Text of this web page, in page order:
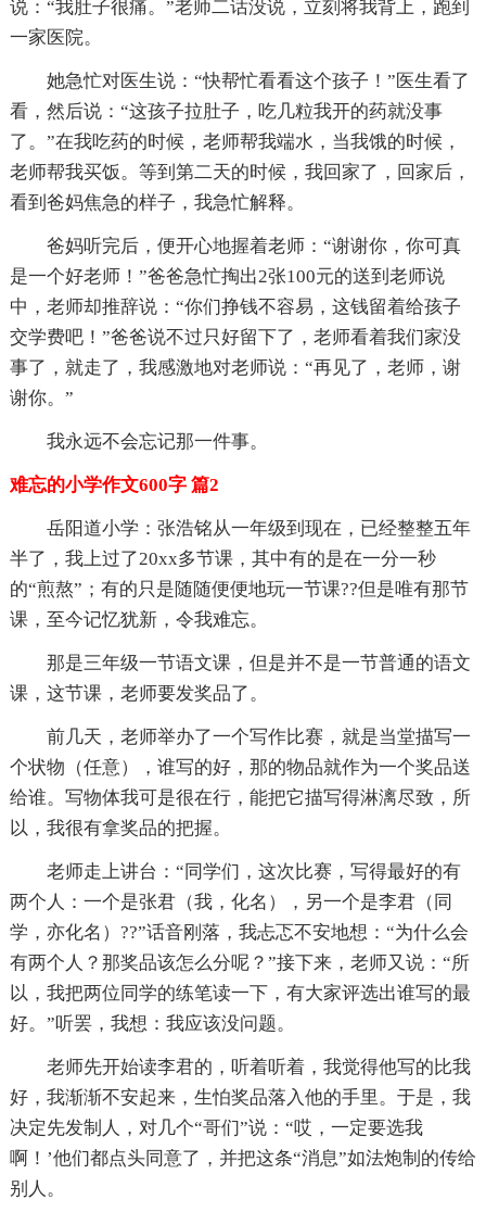
说：“我肚子很痛。”老师二话没说，立刻将我背上，跑到
一家医院。
她急忙对医生说：“快帮忙看看这个孩子！”医生看了
看，然后说：“这孩子拉肚子，吃几粒我开的药就没事
了。”在我吃药的时候，老师帮我端水，当我饿的时候，
老师帮我买饭。等到第二天的时候，我回家了，回家后，
看到爸妈焦急的样子，我急忙解释。
爸妈听完后，便开心地握着老师：“谢谢你，你可真
是一个好老师！”爸爸急忙掏出2张100元的送到老师说
中，老师却推辞说：“你们挣钱不容易，这钱留着给孩子
交学费吧！”爸爸说不过只好留下了，老师看着我们家没
事了，就走了，我感激地对老师说：“再见了，老师，谢
谢你。”
我永远不会忘记那一件事。
难忘的小学作文600字 篇2
岳阳道小学：张浩铭从一年级到现在，已经整整五年
半了，我上过了20xx多节课，其中有的是在一分一秒
的“煎熬”；有的只是随随便便地玩一节课??但是唯有那节
课，至今记忆犹新，令我难忘。
那是三年级一节语文课，但是并不是一节普通的语文
课，这节课，老师要发奖品了。
前几天，老师举办了一个写作比赛，就是当堂描写一
个状物（任意），谁写的好，那的物品就作为一个奖品送
给谁。写物体我可是很在行，能把它描写得淋漓尽致，所
以，我很有拿奖品的把握。
老师走上讲台：“同学们，这次比赛，写得最好的有
两个人：一个是张君（我，化名），另一个是李君（同
学，亦化名）??”话音刚落，我忐忑不安地想：“为什么会
有两个人？那奖品该怎么分呢？”接下来，老师又说：“所
以，我把两位同学的练笔读一下，有大家评选出谁写的最
好。”听罢，我想：我应该没问题。
老师先开始读李君的，听着听着，我觉得他写的比我
好，我渐渐不安起来，生怕奖品落入他的手里。于是，我
决定先发制人，对几个“哥们”说：“哎，一定要选我
啊！’他们都点头同意了，并把这条“消息”如法炮制的传给
别人。